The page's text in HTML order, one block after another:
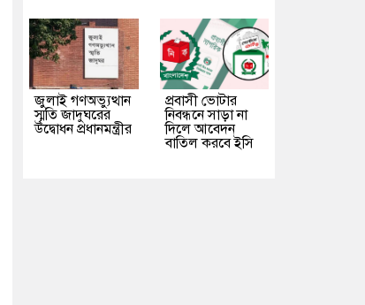
জুলাই গণঅভ্যুত্থান
স্মৃতি জাদুঘরের
উদ্বোধন প্রধানমন্ত্রীর
প্রবাসী ভোটার
নিবন্ধনে সাড়া না
দিলে আবেদন
বাতিল করবে ইসি